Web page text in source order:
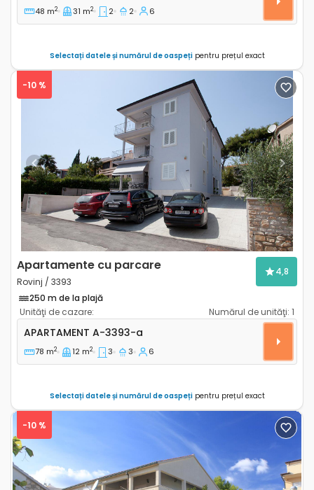
48 m2 31 m2 2 2 6
Selectați datele și numărul de oaspețipentru prețul exact
Previous Next
-10 %
Apartamente cu parcare
Rovinj / 3393
4,8
250 m de la plajă
Unităţi de cazare:
Numărul de unităţi: 1
Apartament cu trei camere Rovinj A-3393-a
APARTAMENT A-3393-a
78 m2 12 m2 3 3 6
Selectați datele și numărul de oaspețipentru prețul exact
-10 %